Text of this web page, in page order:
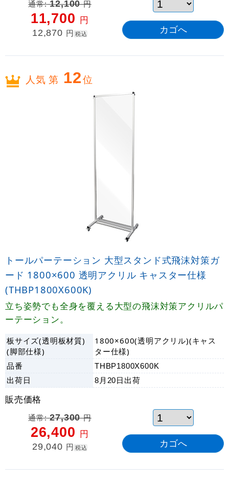
通常:12,100円
11,700 円
12,870 円 税込
人気 第 12位
トールパーテーション 大型スタンド式飛沫対策ガ
ード 1800×600 透明アクリル キャスター仕様
(THBP1800X600K)
立ち姿勢でも全身を覆える大型の飛沫対策アクリルパ
ーテーション。
板サイズ(透明板材質)
(脚部仕様)
1800×600(透明アクリル)(キャス
ター仕様)
品番
THBP1800X600K
出荷日 8月20日 出荷
販売価格
通常:27,300円
26,400 円
29,040 円 税込